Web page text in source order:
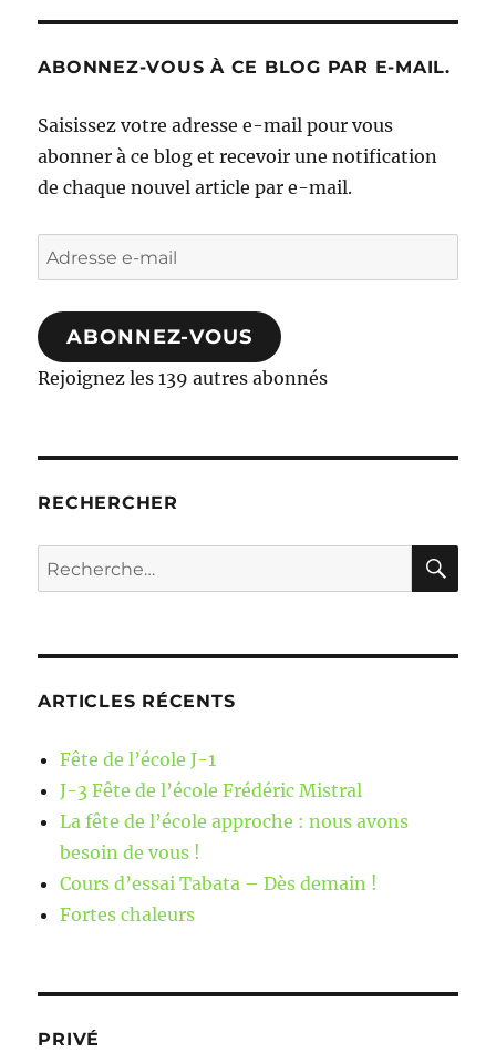
ABONNEZ-VOUS À CE BLOG PAR E-MAIL.
Saisissez votre adresse e-mail pour vous
abonner à ce blog et recevoir une notification
de chaque nouvel article par e-mail.
Adresse
e-
mail
ABONNEZ-VOUS
Rejoignez les 139 autres abonnés
RECHERCHER
Recherche
pour :
ARTICLES RÉCENTS
Fête de l’école J-1
J-3 Fête de l’école Frédéric Mistral
La fête de l’école approche : nous avons
besoin de vous !
Cours d’essai Tabata – Dès demain !
Fortes chaleurs
PRIVÉ